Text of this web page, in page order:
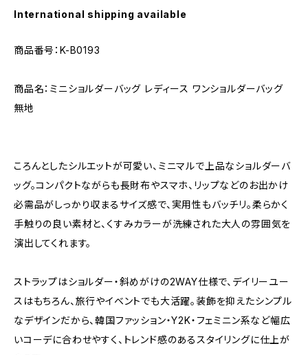
International shipping available
商品番号：K-B0193
商品名：ミニショルダーバッグ レディース ワンショルダーバッグ
無地
ころんとしたシルエットが可愛い、ミニマルで上品なショルダーバ
ッグ。コンパクトながらも長財布やスマホ、リップなどのお出かけ
必需品がしっかり収まるサイズ感で、実用性もバッチリ。柔らかく
手触りの良い素材と、くすみカラーが洗練された大人の雰囲気を
演出してくれます。
ストラップはショルダー・斜めがけの2WAY仕様で、デイリーユー
スはもちろん、旅行やイベントでも大活躍。装飾を抑えたシンプル
なデザインだから、韓国ファッション・Y2K・フェミニン系など幅広
いコーデに合わせやすく、トレンド感のあるスタイリングに仕上が